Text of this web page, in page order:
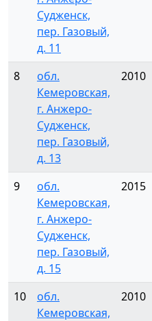
Судженск,
пер. Газовый,
д. 11
8
обл.
Кемеровская,
г. Анжеро-
Судженск,
пер. Газовый,
д. 13
2010
9
обл.
Кемеровская,
г. Анжеро-
Судженск,
пер. Газовый,
д. 15
2015
10
обл.
Кемеровская,
2010